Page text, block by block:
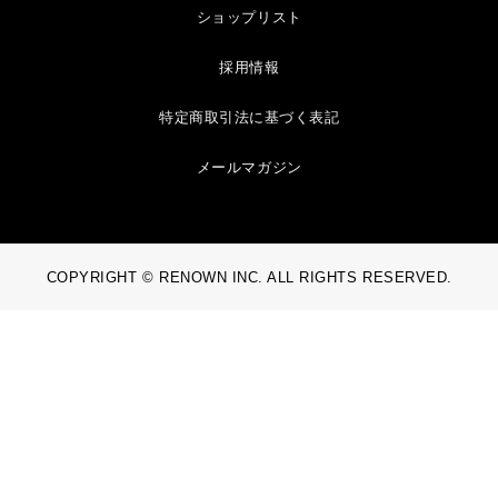
ショップリスト
採用情報
特定商取引法に基づく表記
メールマガジン
COPYRIGHT © RENOWN INC. ALL RIGHTS RESERVED.